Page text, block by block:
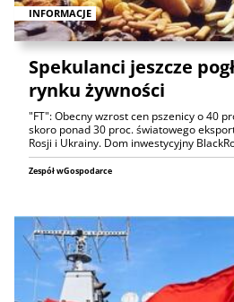
INFORMACJE
Spekulanci jeszcze
rynku żywności
"FT": Obecny wzrost cen pszenicy o 40
skoro ponad 30 proc. światowego
Rosji i Ukrainy. Dom inwestycyjny
Zespół wGospodarce